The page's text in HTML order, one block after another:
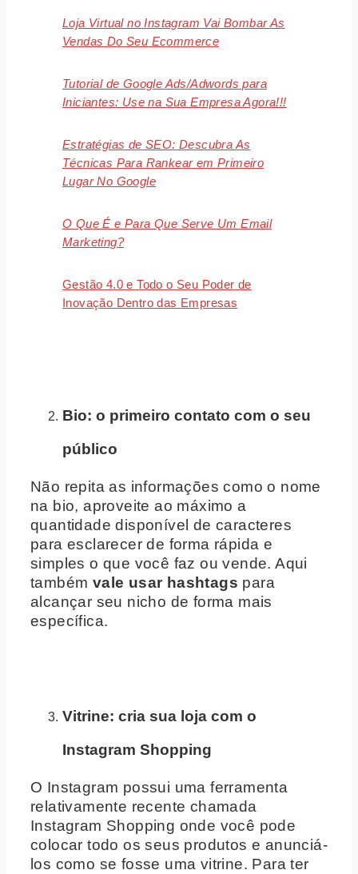
Loja Virtual no Instagram Vai Bombar As
Vendas Do Seu Ecommerce
Tutorial de Google Ads/Adwords para
Iniciantes: Use na Sua Empresa Agora!!!
Estratégias de SEO: Descubra As
Técnicas Para Rankear em Primeiro
Lugar No Google
O Que É e Para Que Serve Um Email
Marketing?
Gestão 4.0 e Todo o Seu Poder de
Inovação Dentro das Empresas
Bio: o primeiro contato com o seu
público
Não repita as informações como o nome
na bio, aproveite ao máximo a
quantidade disponível de caracteres
para esclarecer de forma rápida e
simples o que você faz ou vende. Aqui
também vale usar hashtags para
alcançar seu nicho de forma mais
específica.
Vitrine: cria sua loja com o
Instagram Shopping
O Instagram possui uma ferramenta
relativamente recente chamada
Instagram Shopping onde você pode
colocar todo os seus produtos e anunciá-
los como se fosse uma vitrine. Para ter